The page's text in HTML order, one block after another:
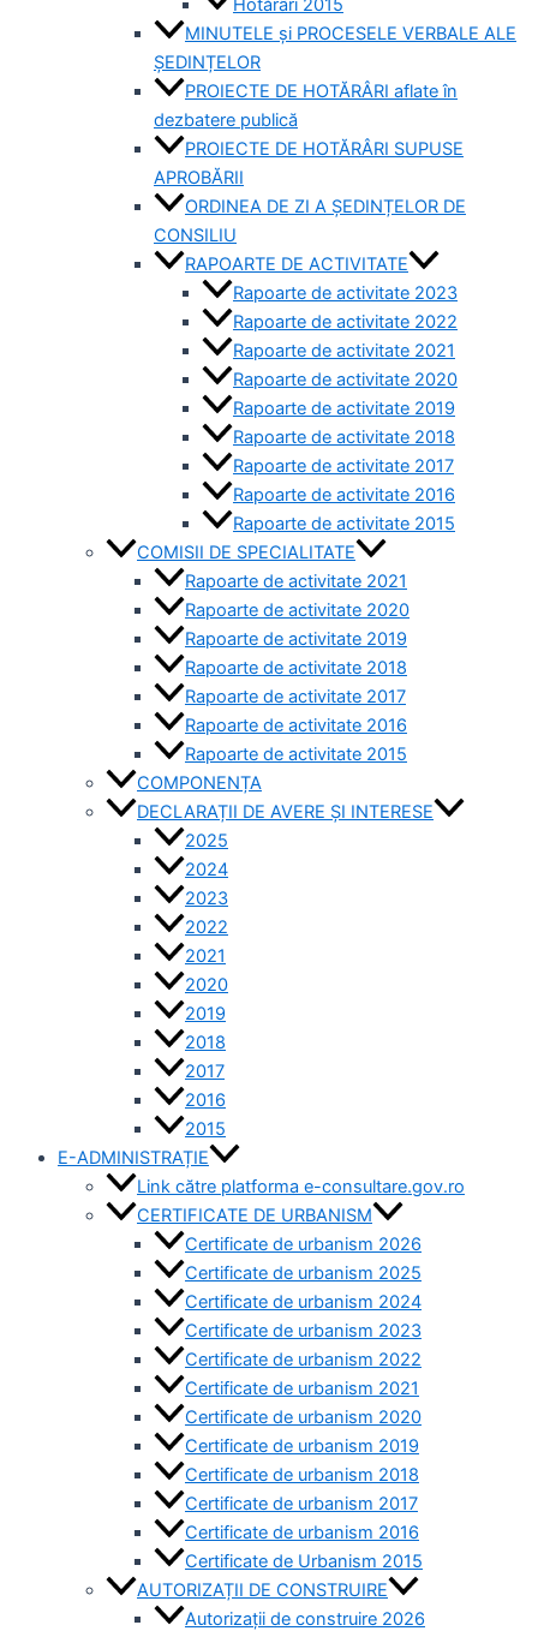
MINUTELE și PROCESELE VERBALE ALE
ȘEDINȚELOR
PROIECTE DE HOTĂRÂRI aflate în
dezbatere publică
PROIECTE DE HOTĂRÂRI SUPUSE
APROBĂRII
ORDINEA DE ZI A ȘEDINȚELOR DE
CONSILIU
RAPOARTE DE ACTIVITATE
Rapoarte de activitate 2023
Rapoarte de activitate 2022
Rapoarte de activitate 2021
Rapoarte de activitate 2020
Rapoarte de activitate 2019
Rapoarte de activitate 2018
Rapoarte de activitate 2017
Rapoarte de activitate 2016
Rapoarte de activitate 2015
COMISII DE SPECIALITATE
Rapoarte de activitate 2021
Rapoarte de activitate 2020
Rapoarte de activitate 2019
Rapoarte de activitate 2018
Rapoarte de activitate 2017
Rapoarte de activitate 2016
Rapoarte de activitate 2015
COMPONENȚA
DECLARAȚII DE AVERE ȘI INTERESE
2025
2024
2023
2022
2021
2020
2019
2018
2017
2016
2015
E-ADMINISTRAȚIE
Link către platforma e-consultare.gov.ro
CERTIFICATE DE URBANISM
Certificate de urbanism 2026
Certificate de urbanism 2025
Certificate de urbanism 2024
Certificate de urbanism 2023
Certificate de urbanism 2022
Certificate de urbanism 2021
Certificate de urbanism 2020
Certificate de urbanism 2019
Certificate de urbanism 2018
Certificate de urbanism 2017
Certificate de urbanism 2016
Certificate de Urbanism 2015
AUTORIZAȚII DE CONSTRUIRE
Autorizații de construire 2026